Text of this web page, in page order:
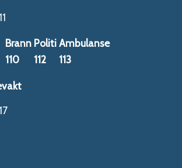
Brann PolitiAmbulanse
110
112 113